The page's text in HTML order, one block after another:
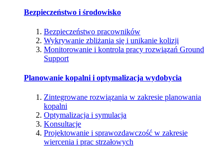
Bezpieczeństwo i środowisko
Bezpieczeństwo pracowników
Wykrywanie zbliżania się i unikanie kolizji
Monitorowanie i kontrola pracy rozwiązań Ground
Support
Planowanie kopalni i optymalizacja wydobycia
Zintegrowane rozwiązania w zakresie planowania
kopalni
Optymalizacja i symulacja
Konsultacje
Projektowanie i sprawozdawczość w zakresie
wiercenia i prac strzałowych